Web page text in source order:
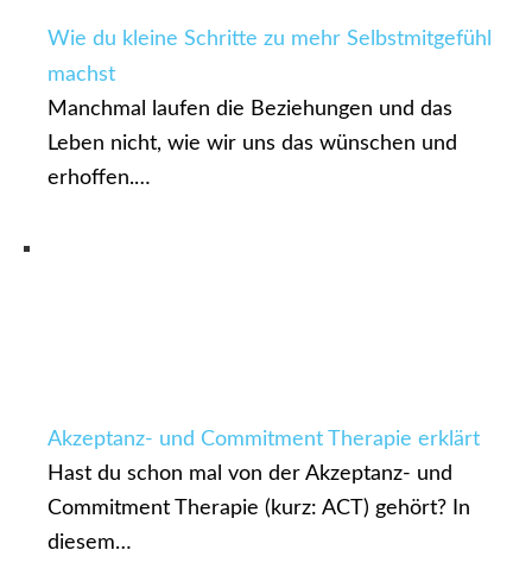
Wie du kleine Schritte zu mehr Selbstmitgefühl
machst
Manchmal laufen die Beziehungen und das
Leben nicht, wie wir uns das wünschen und
erhoffen.…
Akzeptanz- und Commitment Therapie erklärt
Hast du schon mal von der Akzeptanz- und
Commitment Therapie (kurz: ACT) gehört? In
diesem…